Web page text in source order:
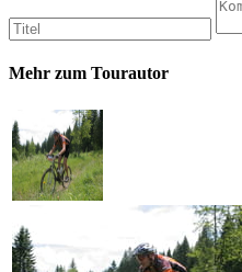
Mehr zum Tourautor